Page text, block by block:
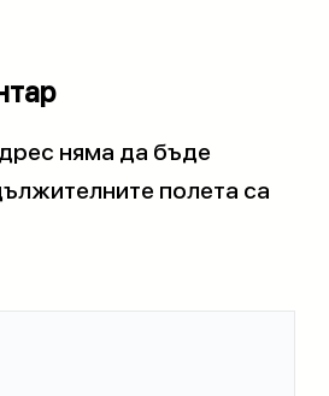
няма да бъде
полета са